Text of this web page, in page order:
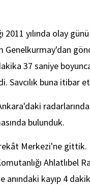
2011 yılında olay
Genelkurmay'dan
37 saniye
Savcılık buna itibar
bulunduk.
Merkezi'ne gittik.
Ahlatlıbel
anındaki kayıp 4